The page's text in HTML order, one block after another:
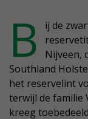
B
ij de
Nijveen,
Southland
het reservelint
terwijl de familie
kreeg